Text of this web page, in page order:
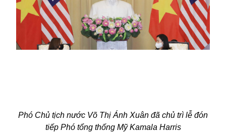
Phó Chủ tịch nước Võ Thị Ánh Xuân đã chủ trì lễ đón
tiếp Phó tổng thống Mỹ Kamala Harris